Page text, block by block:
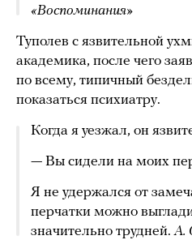
«Воспоминания»
Туполев с язвительной
академика, после чего
по всему, типичный
показаться психиатру.
Когда я уезжал, он
— Вы сидели на моих
Я не удержался от
перчатки можно
значительно трудней.А.